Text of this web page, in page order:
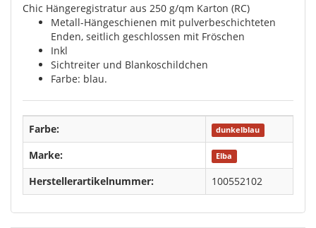
Chic Hängeregistratur aus 250 g/qm Karton (RC)
Metall-Hängeschienen mit pulverbeschichteten
Enden, seitlich geschlossen mit Fröschen
Inkl
Sichtreiter und Blankoschildchen
Farbe: blau.
Farbe: dunkelblau
Marke: Elba
Herstellerartikelnummer: 100552102